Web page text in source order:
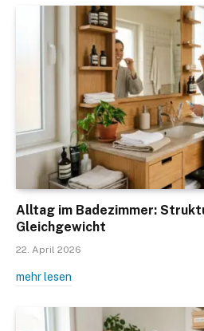
Alltag im Badezimmer:
Gleichgewicht
22. April 2026
mehr lesen